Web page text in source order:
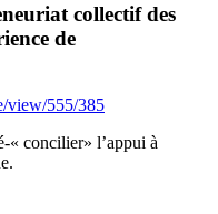
collectif des
de
view/555/385
« concilier» l’appui à